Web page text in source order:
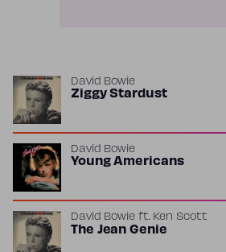
David Bowie
Ziggy Stardust
David Bowie
Young Americans
David Bowieft. Ken Scott
The Jean Genie